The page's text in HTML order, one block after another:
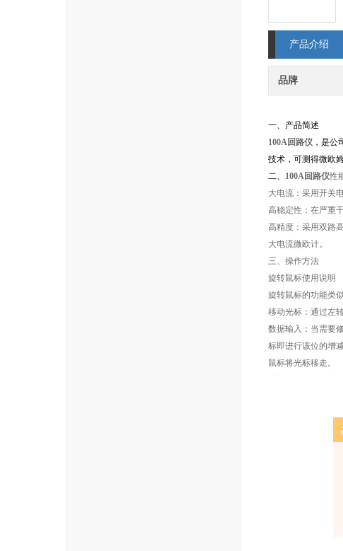
产品介绍
品牌
一、产品简述
100A回路仪 ，是
技术，可测得微欧
二、 100A回路仪性
大电流：采用开关
高稳定性：在严重
高精度：采用双路
大电流微欧计。
三、操作方法
旋转鼠标使用说明
旋转鼠标的功能类
移动光标：通过左
数据输入：当需要
标即进行该位的增
鼠标将光标移走。